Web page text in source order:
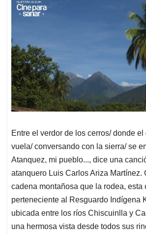
s
A
b
o
Entre el verdor de los cerros/ donde
vuela/ conversando con la sierra/ se
Atanquez, mi pueblo..., dice una
atanquero Luis Carlos Ariza Martínez.
cadena montañosa que la rodea, esta
perteneciente al Resguardo Indígena
ubicada entre los ríos Chiscuinlla y
una hermosa vista desde todos sus